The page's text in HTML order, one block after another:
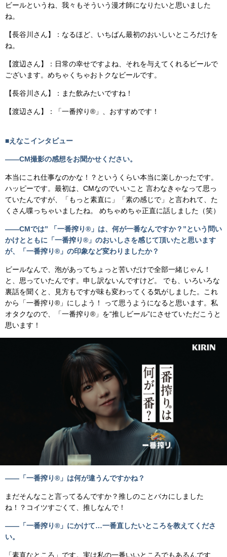
ビールというね、我々もそういう漫才師になりたいと思いました
ね。
【長谷川さん】：なるほど、いちばん最初のおいしいところだけを
ね。
【渡辺さん】：日常の幸せですよね、それを与えてくれるビールで
ございます。めちゃくちゃおトクなビールです。
【長谷川さん】：また飲みたいですね！
【渡辺さん】：「一番搾り®」、おすすめです！
■えなこインタビュー
――CM撮影の感想をお聞かせください。
本当にこれ仕事なのかな！？というくらい本当に楽しかったです。
ハッピーです。最初は、CMなのでいいこと 言わなきゃなって思っ
ていたんですが、「もっと素直に」「素の感じで」と言われて、た
くさん喋っちゃいましたね。 めちゃめちゃ正直に話しました（笑）
――CMでは” 「一番搾り®」は、何が一番なんですか？”という問い
かけとともに「一番搾り®」のおいしさを感じて頂いたと思います
が、「一番搾り®」の印象など変わりましたか？
ビールなんで、泡があってちょっと苦いだけで全部一緒じゃん！
と、思っていたんです。申し訳ないんですけど。 でも、いろいろな
裏話を聞くと、見方もですが味も変わってくる気がしました。これ
から「一番搾り®」にしよう！ って思うようになると思います。私
オタクなので、「一番搾り®」を“推しビール”にさせていただこうと
思います！
――「一番搾り®」は何が違うんですかね？
まだそんなこと言ってるんですか？推しのことバカにしました
ね！？コイツすごくて、推しなんで！
――「一番搾り®」にかけて…一番直したいところを教えてくださ
い。
「素直なところ」です。実は私の一番いいところでもあるんです